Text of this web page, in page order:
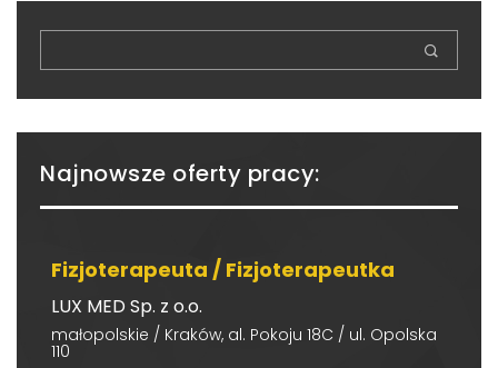
Najnowsze oferty pracy:
Fizjoterapeuta / Fizjoterapeutka
LUX MED Sp. z o.o.
małopolskie / Kraków, al. Pokoju 18C / ul. Opolska
110